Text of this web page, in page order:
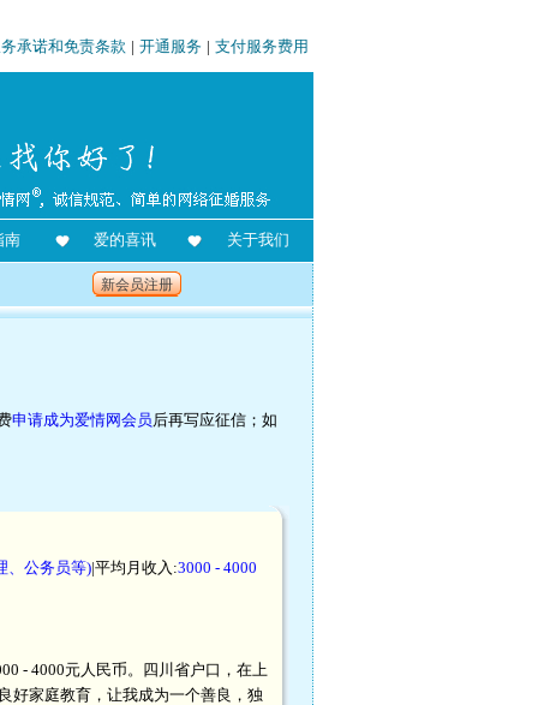
承诺和免责条款 | 开通服务 | 支付服务费用
南 爱的喜讯 关于我们
新会员注册
申请成为爱情网会员后再写应征信；如
、公务员等)|平均月收入:3000 - 4000
- 4000元人民币。四川省户口，在上
好家庭教育，让我成为一个善良，独